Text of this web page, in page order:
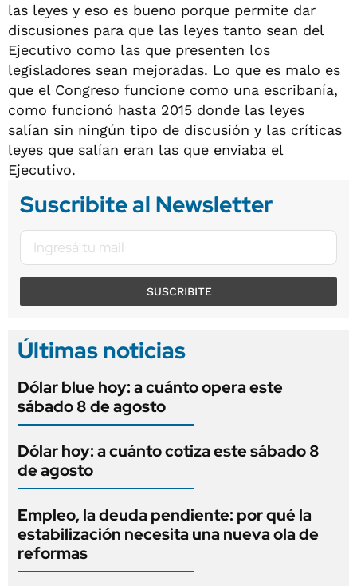
las leyes y eso es bueno porque permite dar
discusiones para que las leyes tanto sean del
Ejecutivo como las que presenten los
legisladores sean mejoradas. Lo que es malo es
que el Congreso funcione como una escribanía,
como funcionó hasta 2015 donde las leyes
salían sin ningún tipo de discusión y las críticas
leyes que salían eran las que enviaba el
Ejecutivo.
Suscribite al Newsletter
SUSCRIBITE
Últimas noticias
Dólar blue hoy: a cuánto opera este
sábado 8 de agosto
Dólar hoy: a cuánto cotiza este sábado 8
de agosto
Empleo, la deuda pendiente: por qué la
estabilización necesita una nueva ola de
reformas